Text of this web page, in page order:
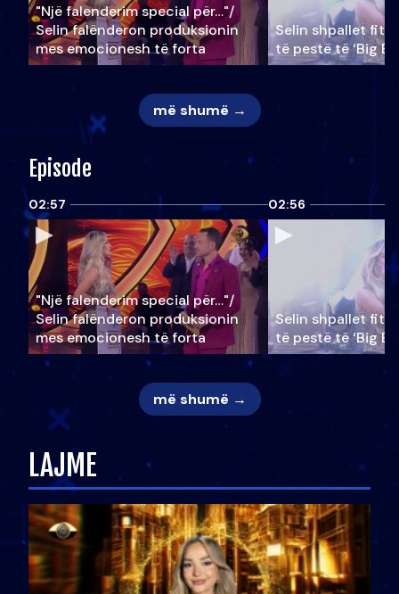
"Një falenderim special për…"/
Selin falënderon produksionin
mes emocionesh të forta
Selin shpallet
të pestë të ‘Big
më shumë →
Episode
02:57
"Një falenderim special për…"/
Selin falënderon produksionin
mes emocionesh të forta
02:56
Selin shpallet
të pestë të ‘Big
më shumë →
LAJME